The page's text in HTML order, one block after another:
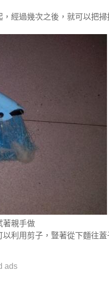
經過幾次之後，就可以把
著親手做
利用剪子，豎著從下麵往
ads